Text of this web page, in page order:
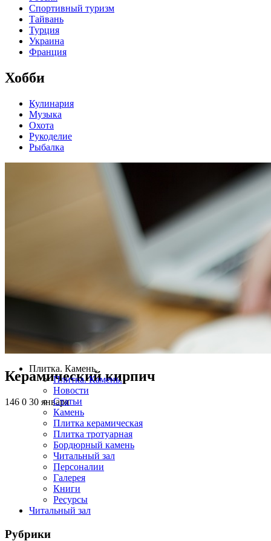
Спортивный туризм
Тайвань
Турция
Украина
Франция
Хобби
Кулинария
Музыка
Охота
Рукоделие
Рыбалка
Керамический кирпич
146 0 30 января
Плитка. Камень.
Плитка. Камень.
Новости
Статьи
Камень
Плитка керамическая
Плитка тротуарная
Бордюрный камень
Читальный зал
Персоналии
Галерея
Книги
Ресурсы
Читальный зал
Рубрики